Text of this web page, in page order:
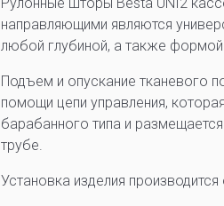
направляющими являются
любой глубиной, а также
Подъем и опускание тканевого
помощи цепи управления,
барабанного типа и
трубе.
Установка изделия